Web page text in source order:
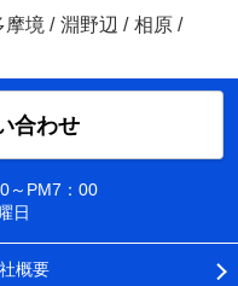
摩境 / 淵野辺 / 相原 /
合わせ
～PM7：00
日
概要